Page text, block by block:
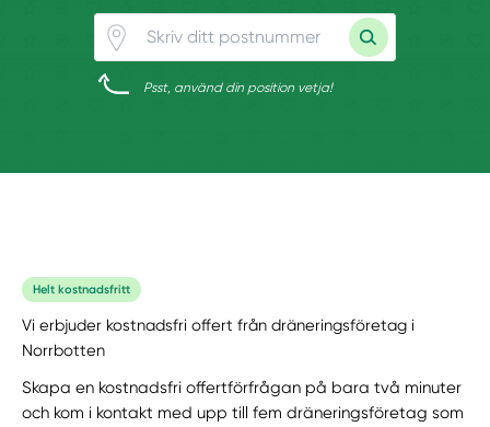
Psst, använd din position vetja!
Helt kostnadsfritt
Vi erbjuder kostnadsfri offert från dräneringsföretag i
Norrbotten
Skapa en kostnadsfri offertförfrågan på bara två minuter
och kom i kontakt med upp till fem dräneringsföretag som